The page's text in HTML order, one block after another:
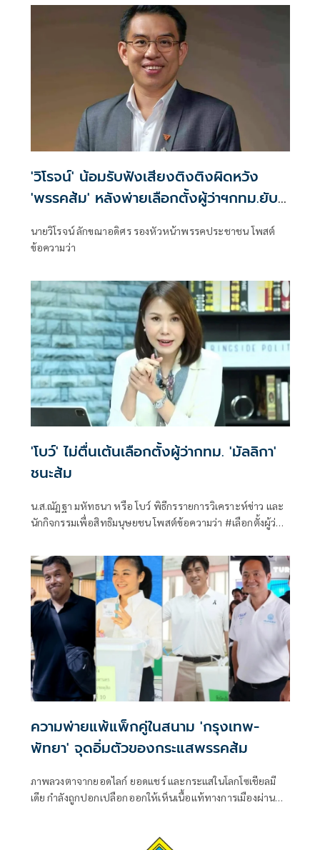
'วิโรจน์' น้อมรับฟังเสียงติงติงผิดหวัง
'พรรคส้ม' หลังพ่ายเลือกตั้งผู้ว่าฯกทม.ยับ
นายวิโรจน์ ลักขณาอดิศร รองหัวหน้าพรรคประชาชน โพสต์
ข้อความว่า
'โบว์' ไม่ตื่นเต้นเลือกตั้งผู้ว่ากทม. 'มัลลิกา'
ชนะส้ม
น.ส.ณัฏฐา มหัทธนา หรือ โบว์ พิธีกรรายการวิเคราะห์ข่าว และ
นักกิจกรรมเพื่อสิทธิมนุษยชน โพสต์ข้อความว่า #เลือกตั้งผู้ว่าก
ความพ่ายแพ้แพ็กคู่ในสนาม 'กรุงเทพ-
พัทยา' จุดอิ่มตัวของกระแสพรรคส้ม
ภาพลวงตาจากยอดไลก์ ยอดแชร์ และกระแสในโลกโซเชียลมี
เดีย กำลังถูกปอกเปลือกออกให้เห็นเนื้อแท้ทางการเมืองผ่านผล